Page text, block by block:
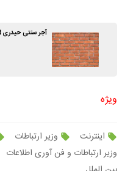
آجر سنتی حیدری 3 نسل در کنار ایرانیان
ویژه
اینترنت وزیر ارتباطات
وزیر ارتباطات و فن آوری اطلاعات